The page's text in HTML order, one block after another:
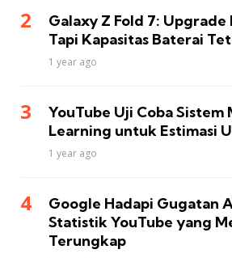
Galaxy Z Fold 7:
Tapi Kapasitas Baterai
1 year ago
YouTube Uji Coba Sistem
Learning untuk Estimasi
1 year ago
Google Hadapi Gugatan
Statistik YouTube yang
Terungkap